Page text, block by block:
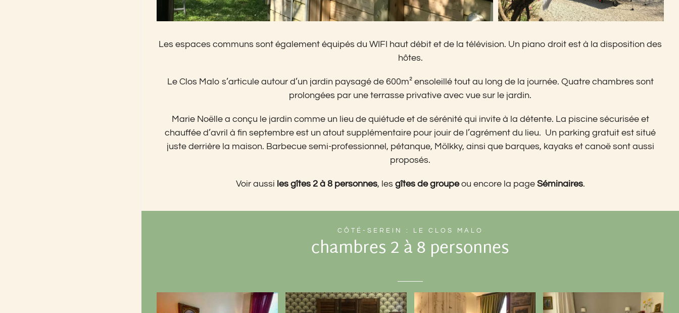
Les espaces communs sont également équipés du WIFI haut débit et de la télévision. Un piano droit est à la disposition des
hôtes.
Le Clos Malo s’articule autour d’un jardin paysagé de 600m² ensoleillé tout au long de la journée. Quatre chambres sont
prolongées par une terrasse privative avec vue sur le jardin.
Marie Noëlle a conçu le jardin comme un lieu de quiétude et de sérénité qui invite à la détente. La piscine sécurisée et
chauffée d’avril à fin septembre est un atout supplémentaire pour jouir de l’agrément du lieu. Un parking gratuit est situé
juste derrière la maison. Barbecue semi-professionnel, pétanque, Mölkky, ainsi que barques, kayaks et canoë sont aussi
proposés.
Voir aussi les gîtes 2 à 8 personnes, les gîtes de groupeou encore la page Séminaires.
CÔTÉ-SEREIN : LE CLOS MALO
chambres 2 à 8 personnes